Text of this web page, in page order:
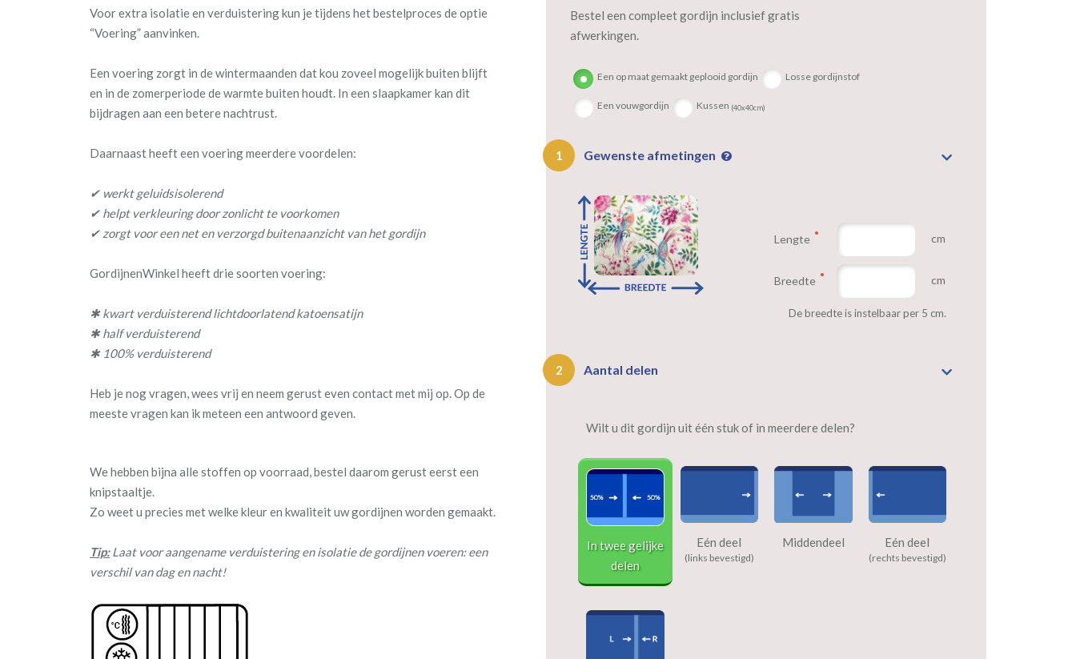
Voor extra isolatie en verduistering kun je tijdens het bestelproces de optie
“Voering” aanvinken.
Een voering zorgt in de wintermaanden dat kou zoveel mogelijk buiten blijft
en in de zomerperiode de warmte buiten houdt. In een slaapkamer kan dit
bijdragen aan een betere nachtrust.
Daarnaast heeft een voering meerdere voordelen:
✔ werkt geluidsisolerend
✔ helpt verkleuring door zonlicht te voorkomen
✔ zorgt voor een net en verzorgd buitenaanzicht van het gordijn
GordijnenWinkel heeft drie soorten voering:
✱ kwart verduisterend lichtdoorlatend katoensatijn
✱ half verduisterend
✱ 100% verduisterend
Heb je nog vragen, wees vrij en neem gerust even contact met mij op. Op de
meeste vragen kan ik meteen een antwoord geven.
We hebben bijna alle stoffen op voorraad, bestel daarom gerust eerst een
knipstaaltje.
Zo weet u precies met welke kleur en kwaliteit uw gordijnen worden gemaakt.
Tip:Laat voor aangename verduistering en isolatie de gordijnen voeren: een
verschil van dag en nacht!
Bestel een compleet gordijn inclusief gratis
afwerkingen.
Een op maat gemaakt geplooid gordijn Losse gordijnstof
Een vouwgordijn Kussen (40x40cm)
1 Gewenste afmetingen
Lengte cm
Breedte cm
De breedte is instelbaar per 5 cm.
2 Aantal delen
Wilt u dit gordijn uit één stuk of in meerdere delen?
In twee gelijke
delen
Eén deel
(links bevestigd)
Middendeel Eén deel
(rechts bevestigd)